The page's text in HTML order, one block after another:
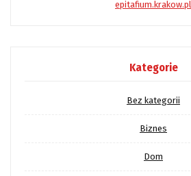
epitafium.krakow.pl
Kategorie
Bez kategorii
Biznes
Dom